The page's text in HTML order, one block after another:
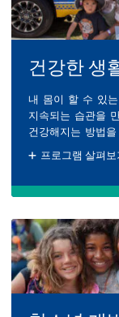
건강한 생
내 몸이 할 수 있
지속되는 습관을
건강해지는 방법
프로그램 살펴보